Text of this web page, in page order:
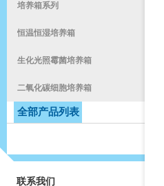
培养箱系列
恒温恒湿培养箱
生化光照霉菌培养箱
二氧化碳细胞培养箱
全部产品列表
联系我们